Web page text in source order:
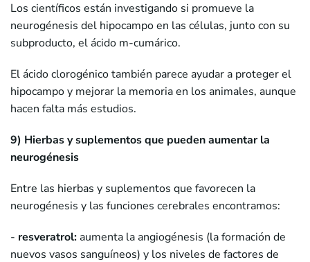
Los científicos están investigando si promueve la
neurogénesis del hipocampo en las células, junto con su
subproducto, el ácido m-cumárico.
El ácido clorogénico también parece ayudar a proteger el
hipocampo y mejorar la memoria en los animales, aunque
hacen falta más estudios.
9) Hierbas y suplementos que pueden aumentar la
neurogénesis
Entre las hierbas y suplementos que favorecen la
neurogénesis y las funciones cerebrales encontramos:
- resveratrol: aumenta la angiogénesis (la formación de
nuevos vasos sanguíneos) y los niveles de factores de